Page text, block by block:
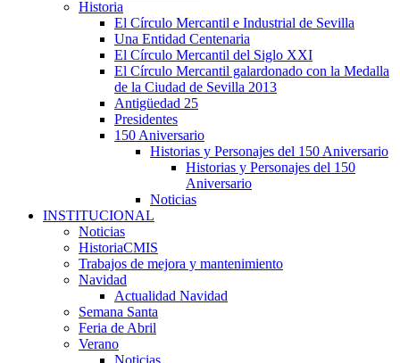
Historia
El Círculo Mercantil e Industrial de Sevilla
Una Entidad Centenaria
El Círculo Mercantil del Siglo XXI
El Círculo Mercantil galardonado con la Medalla
de la Ciudad de Sevilla 2013
Antigüedad 25
Presidentes
150 Aniversario
Historias y Personajes del 150 Aniversario
Historias y Personajes del 150
Aniversario
Noticias
INSTITUCIONAL
Noticias
HistoriaCMIS
Trabajos de mejora y mantenimiento
Navidad
Actualidad Navidad
Semana Santa
Feria de Abril
Verano
Noticias